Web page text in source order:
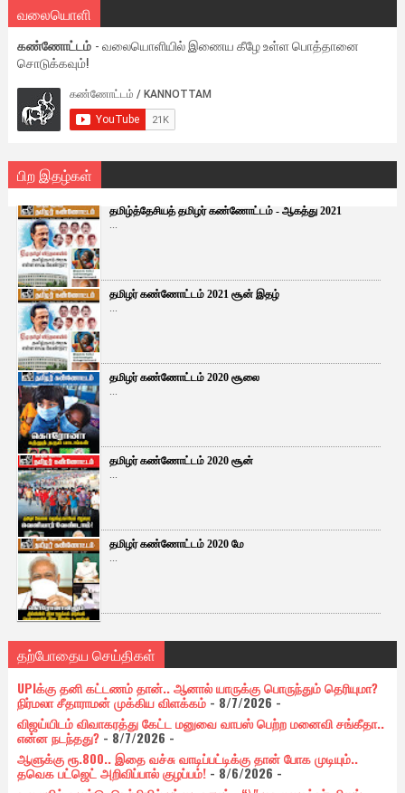
வலையொளி
கண்ணோட்டம் - வலையொளியில் இணைய கீழே உள்ள பொத்தானை
சொடுக்கவும்!
பிற இதழ்கள்
தமிழ்த்தேசியத் தமிழர் கண்ணோட்டம் - ஆகத்து 2021
...
தமிழர் கண்ணோட்டம் 2021 சூன் இதழ்
...
தமிழர் கண்ணோட்டம் 2020 சூலை
...
தமிழர் கண்ணோட்டம் 2020 சூன்
...
தமிழர் கண்ணோட்டம் 2020 மே
...
தற்போதைய செய்திகள்
UPIக்கு தனி கட்டணம் தான்.. ஆனால் யாருக்கு பொருந்தும் தெரியுமா?
நிர்மலா சீதாராமன் முக்கிய விளக்கம்- 8/7/2026 -
விஜய்யிடம் விவாகரத்து கேட்ட மனுவை வாபஸ் பெற்ற மனைவி சங்கீதா..
என்ன நடந்தது?- 8/7/2026 -
ஆளுக்கு ரூ.800.. இதை வச்சு வாடிப்பட்டிக்கு தான் போக முடியும்..
தவெக பட்ஜெட் அறிவிப்பால் குழப்பம்!- 8/6/2026 -